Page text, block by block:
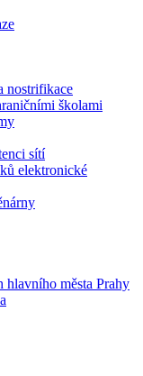
nostrifikace
školami
sítí
elektronické
hlavního města Prahy